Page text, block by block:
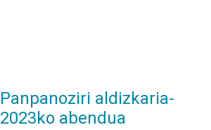
Panpanoziri aldizkaria-
2023ko abendua